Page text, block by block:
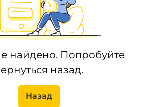
найдено. Попробуйте
назад.
Назад